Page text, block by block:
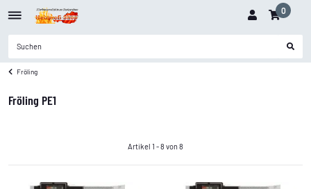
0
Fröling
Fröling PE1
Artikel 1 - 8 von 8